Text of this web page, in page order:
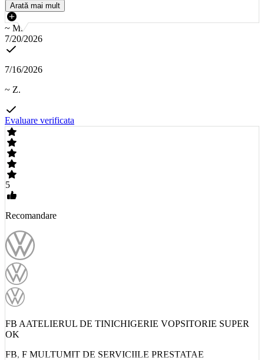
Arată mai mult
~ M.
7/20/2026
7/16/2026
~ Z.
Evaluare verificata
5
Recomandare
FB AATELIERUL DE TINICHIGERIE VOPSITORIE SUPER
OK
FB, F MULTUMIT DE SERVICIILE PRESTATAE